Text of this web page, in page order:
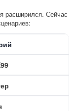
расширился. Сейчас